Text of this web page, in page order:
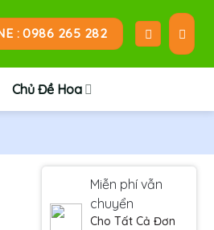
: 0986 265 282
Chủ Đề Hoa
Miễn phí vẫn
chuyển
Cho Tất Cả Đơn